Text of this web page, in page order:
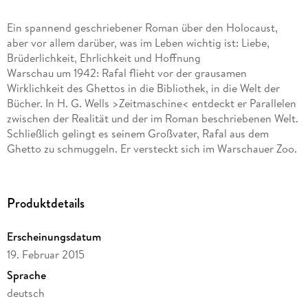
Ein spannend geschriebener Roman über den Holocaust,
aber vor allem darüber, was im Leben wichtig ist: Liebe,
Brüderlichkeit, Ehrlichkeit und Hoffnung
Warschau um 1942: Rafal flieht vor der grausamen
Wirklichkeit des Ghettos in die Bibliothek, in die Welt der
Bücher. In H. G. Wells >Zeitmaschine< entdeckt er Parallelen
zwischen der Realität und der im Roman beschriebenen Welt.
Schließlich gelingt es seinem Großvater, Rafal aus dem
Ghetto zu schmuggeln. Er versteckt sich im Warschauer Zoo.
Produktdetails
Erscheinungsdatum
19. Februar 2015
Sprache
deutsch